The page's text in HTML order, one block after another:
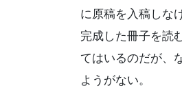
に原稿を入稿しな
完成した冊子を読
てはいるのだが、
ようがない。